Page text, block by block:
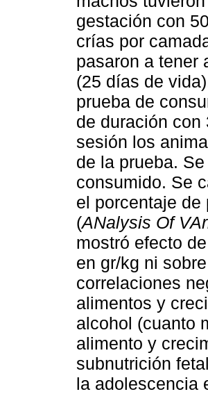
gestación con
crías por
pasaron a tener
(25 días de
prueba de
de duración
sesión los
de la prueba.
consumido. Se
el porcentaje de
(ANalysis Of
mostró efecto
en gr/kg ni
correlaciones
alimentos y
alcohol (cuanto
alimento y
subnutrición
la adolescencia